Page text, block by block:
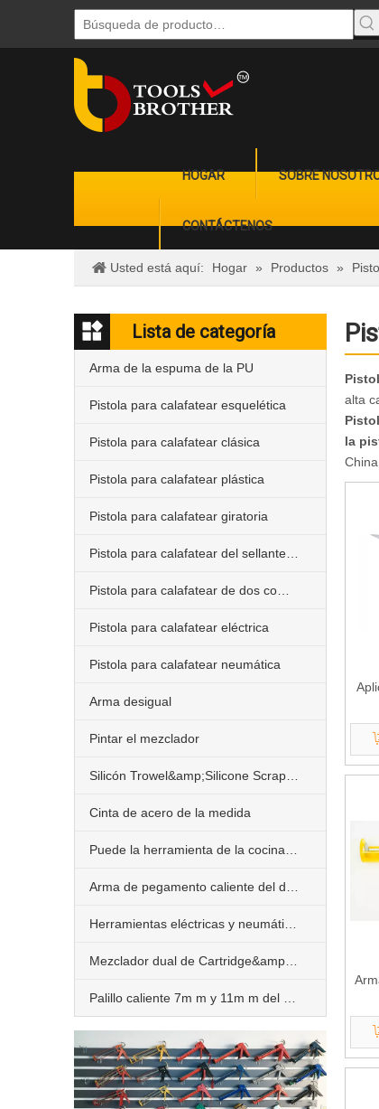
HOGAR SOBRE
CONTÁCTENOS
Usted está aquí: Hogar » Productos »
Lista de categoría
Arma de la espuma de la PU
Pistola para calafatear esquelética
Pistola para calafatear clásica
Pistola para calafatear plástica
Pistola para calafatear giratoria
Pistola para calafatear eléctrica
Pistola para calafatear neumática
Arma desigual
Pintar el mezclador
Cinta de acero de la medida
alta
la